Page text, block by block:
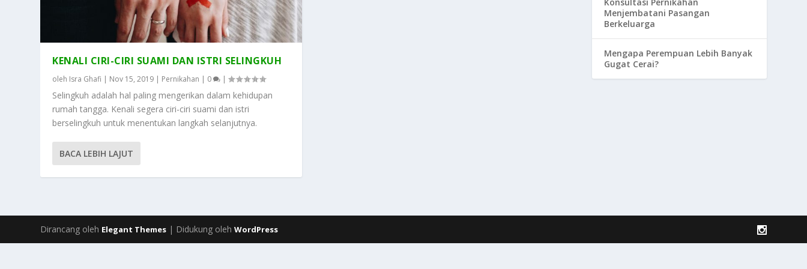
KENALI CIRI-CIRI SUAMI DAN ISTRI SELINGKUH
oleh Isra Ghafi | Nov 15, 2019 | Pernikahan | 0 |
Selingkuh adalah hal paling mengerikan dalam kehidupan
rumah tangga. Kenali segera ciri-ciri suami dan istri
berselingkuh untuk menentukan langkah selanjutnya.
BACA LEBIH LAJUT
Menjembatani Pasangan
Berkeluarga
Mengapa Perempuan Lebih Banyak
Gugat Cerai?
Dirancang oleh Elegant Themes | Didukung olehWordPress